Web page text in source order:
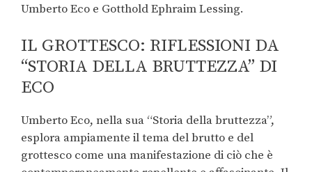
Umberto Eco e Gotthold Ephraim Lessing.
IL GROTTESCO: RIFLESSIONI DA
“STORIA DELLA BRUTTEZZA” DI
ECO
Umberto Eco, nella sua “Storia della bruttezza”,
esplora ampiamente il tema del brutto e del
grottesco come una manifestazione di ciò che è